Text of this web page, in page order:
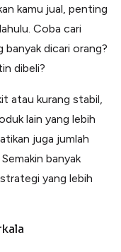
kamu jual, penting
Coba cari
dicari orang?
dibeli?
atau kurang stabil,
lain yang lebih
juga jumlah
banyak
yang lebih